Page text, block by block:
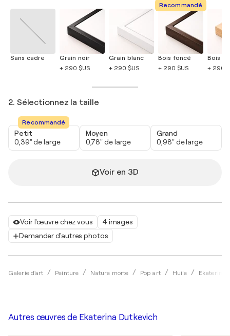
Voir l'œuvre chez vous
4 images
Demander d'autres photos
Galerie d'art Peinture Nature morte Pop art Huile Ekaterina
Sans cadre
Grain noir
+ 290 $US
Grain blanc
+ 290 $US
Recommandé
Bois foncé
+ 290 $US
Bois
+ 290
2. Sélectionnez la taille
Recommandé
Petit
0,39" de large
Moyen
0,78" de large
Grand
0,98" de large
Voir en 3D
Autres œuvres de Ekaterina Dutkevich